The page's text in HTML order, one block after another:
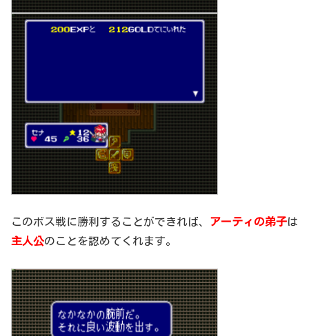
このボス戦に勝利することができれば、 アーティの弟子は
主人公のことを認めてくれます。